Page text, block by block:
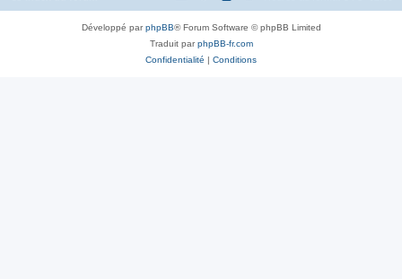
Développé parphpBB® Forum Software © phpBB Limited
Traduit parphpBB-fr.com
Confidentialité | Conditions